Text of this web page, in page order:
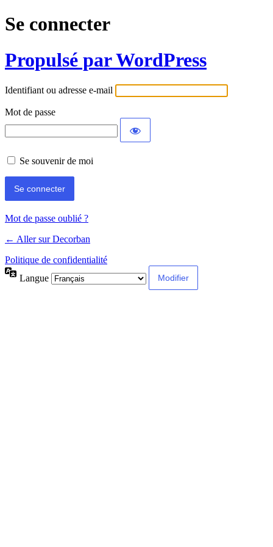
Se connecter
Propulsé par WordPress
Identifiant ou adresse e-mail
Mot de passe
Se souvenir de moi
Mot de passe oublié ?
← Aller sur Decorban
Politique de confidentialité
Langue